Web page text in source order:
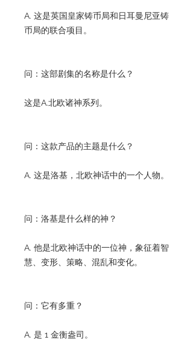
A. 这是英国皇家铸币局和日耳曼尼亚铸
币局的联合项目。
问：这部剧集的名称是什么？
这是A.北欧诸神系列。
问：这款产品的主题是什么？
A. 这是洛基，北欧神话中的一个人物。
问：洛基是什么样的神？
A. 他是北欧神话中的一位神，象征着智
慧、变形、策略、混乱和变化。
问：它有多重？
A. 是 1 金衡盎司。